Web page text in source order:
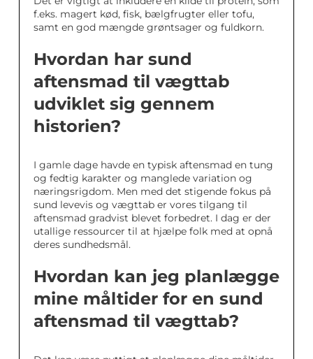
f.eks. magert kød, fisk, bælgfrugter eller tofu,
samt en god mængde grøntsager og fuldkorn.
Hvordan har sund
aftensmad til vægttab
udviklet sig gennem
historien?
I gamle dage havde en typisk aftensmad en tung
og fedtig karakter og manglede variation og
næringsrigdom. Men med det stigende fokus på
sund levevis og vægttab er vores tilgang til
aftensmad gradvist blevet forbedret. I dag er der
utallige ressourcer til at hjælpe folk med at opnå
deres sundhedsmål.
Hvordan kan jeg planlægge
mine måltider for en sund
aftensmad til vægttab?